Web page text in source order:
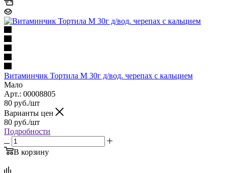
Витаминчик Тортила М 30г д/вод. черепах с кальцием
Мало
Арт.: 00008805
80 руб./шт
Варианты цен
80 руб./шт
Подробности
В корзину